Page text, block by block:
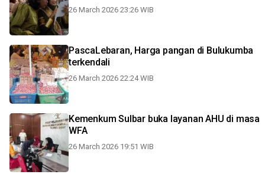
26 March 2026 23:26 WIB
PascaLebaran, Harga pangan di Bulukumba
terkendali
26 March 2026 22:24 WIB
Kemenkum Sulbar buka layanan AHU di masa
WFA
26 March 2026 19:51 WIB